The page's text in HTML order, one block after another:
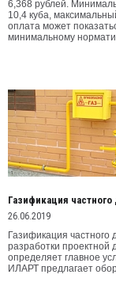
6,368 рублей.
10,4 куба,
оплата может
минимальному
Газификация
26.06.2019
Газификация частного
разработки проектной
определяет главное
ИЛАРТ предлагает